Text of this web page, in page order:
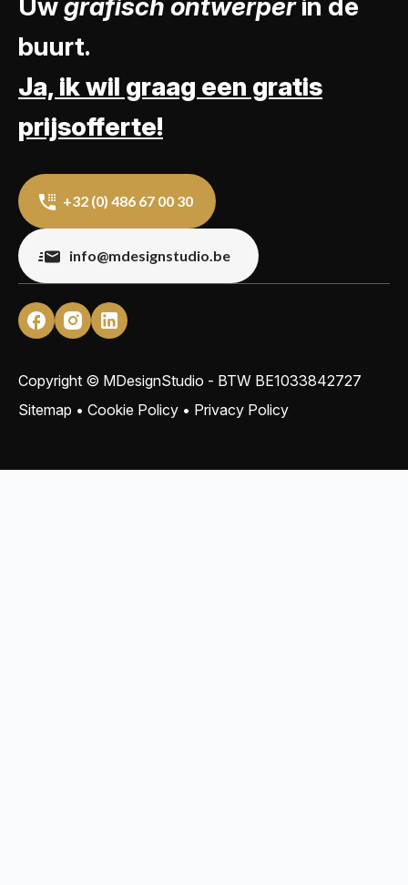
Uwgrafisch ontwerperin de
buurt.
Ja, ik wil graag een gratis
prijsofferte!
+32 (0) 486 67 00 30
info@mdesignstudio.be
Copyright © MDesignStudio - BTW BE1033842727
Sitemap • Cookie Policy • Privacy Policy